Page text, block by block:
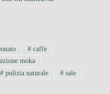
# caffe
moka
# pulizia naturale # sale